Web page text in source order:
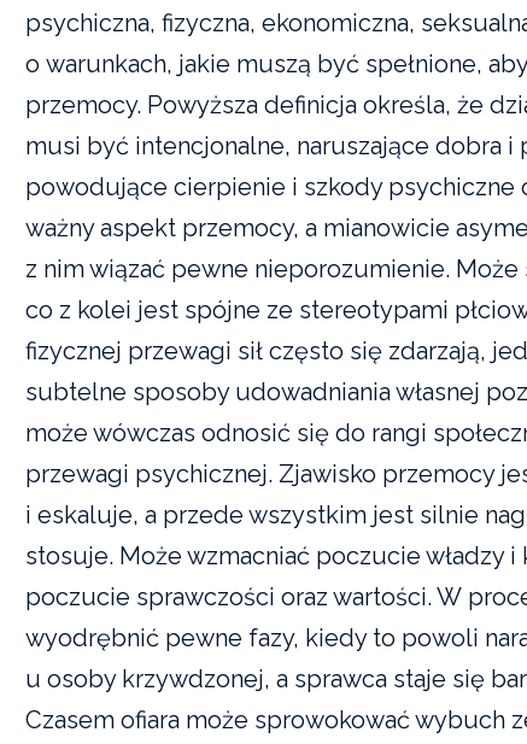
psychiczna, fizyczna, ekonomiczna,
o warunkach, jakie muszą być spełnione,
przemocy. Powyższa definicja określa, że
musi być intencjonalne, naruszające dobra i
powodujące cierpienie i szkody psychiczne
ważny aspekt przemocy, a mianowicie
z nim wiązać pewne nieporozumienie. Może
co z kolei jest spójne ze stereotypami
fizycznej przewagi sił często się zdarzają,
subtelne sposoby udowadniania własnej
może wówczas odnosić się do rangi
przewagi psychicznej. Zjawisko przemocy
i eskaluje, a przede wszystkim jest silnie
stosuje. Może wzmacniać poczucie władzy
poczucie sprawczości oraz wartości. W
wyodrębnić pewne fazy, kiedy to powoli
u osoby krzywdzonej, a sprawca staje się
Czasem ofiara może sprowokować wybuch